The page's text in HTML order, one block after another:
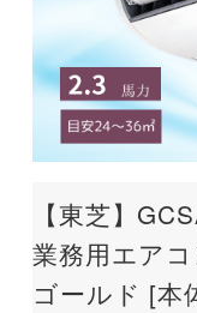
【東芝】
業務用エア
ゴールド [